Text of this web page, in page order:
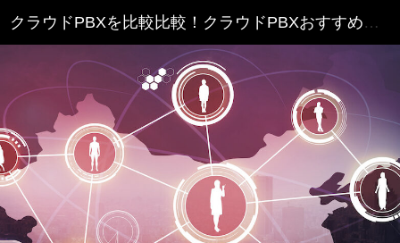
クラウドPBXを比較比較！クラウドPBXおすすめランキング